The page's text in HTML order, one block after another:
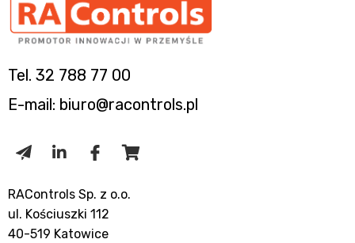
Tel. 32 788 77 00
E-mail: biuro@racontrols.pl
RAControls Sp. z o.o.
ul. Kościuszki 112
40-519 Katowice